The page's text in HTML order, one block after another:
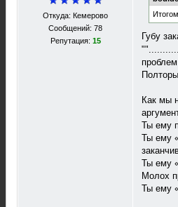
Откуда: Кемерово
Сообщений: 78
Репутация: 15 Губу
Как мы
Ты ему
Ты ему
Ты ему
Молох
Ты ему